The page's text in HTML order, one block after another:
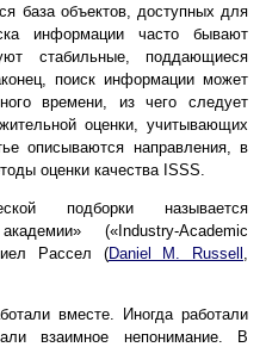
база объектов, доступных для
информации часто бывают
стабильные, поддающиеся
поиск информации может
времени, из чего следует
оценки, учитывающих
описываются направления, в
оценки качества ISSS.
подборки называется
(«Industry-Academic
Рассел (Daniel M. Russell
вместе. Иногда работали
взаимное непонимание. В